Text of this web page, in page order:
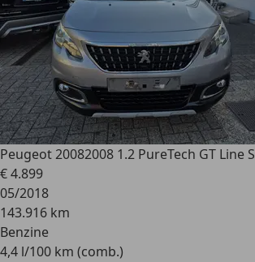
Peugeot 20082008 1.2 PureTech GT Line S
€ 4.899
05/2018
143.916 km
Benzine
4,4 l/100 km (comb.)